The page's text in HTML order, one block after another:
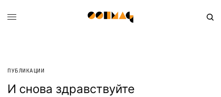
ПУБЛИКАЦИИ
И снова здравствуйте